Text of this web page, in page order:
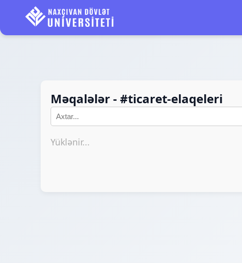
Məqalələr - #ticaret-elaqeleri
Yüklənir...